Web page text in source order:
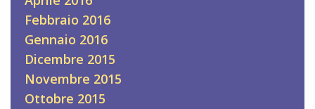
Febbraio 2016
Gennaio 2016
Dicembre 2015
Novembre 2015
Ottobre 2015